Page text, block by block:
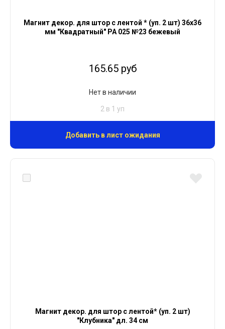
Магнит декор. для штор с лентой * (уп. 2 шт) 36х36
мм "Квадратный" PA 025 №23 бежевый
165.65 руб
Нет в наличии
2 в 1 уп
Добавить в лист ожидания
Магнит декор. для штор с лентой* (уп. 2 шт)
"Клубника" дл. 34 см